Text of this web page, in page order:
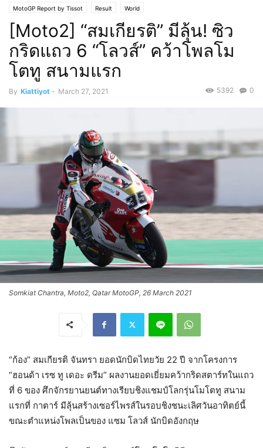
MotoGP Report by Tissot Result World
[Moto2] “สมเกียรติ” มีลุ้น! ซิว
กริดแถว 6 “โลวส์” คว้าโพลโม
โตทู สนามแรก
By Kiattiyot - March 27, 2021 0
5392
Somkiat Chantra, Moto2, Qatar MotoGP, 26 March 2021
“ก้อง” สมเกียรติ จันทรา ยอดนักบิดไทยวัย 22 ปี จากโครงการ
“ฮอนด้า เรซ ทู เดอะ ดรีม” ผลงานยอดเยี่ยมคว้ากริดสตาร์ทในแถว
ที่ 6 ของ ศึกจักรยานยนต์ทางเรียบชิงแชมป์โลกรุ่นโมโตทู สนาม
แรกที่ กาตาร์ มีลุ้นสร้างเซอร์ไพรส์ในรอบชิงชนะเลิศวันอาทิตย์นี้
ขณะตำแหน่งโพลเป็นของ แซม โลวส์ นักบิดอังกฤษ